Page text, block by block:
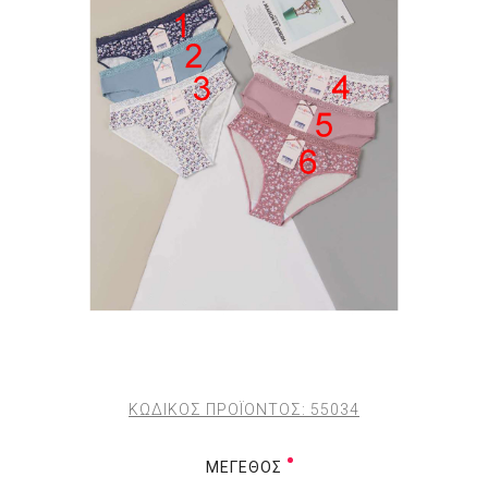
ΚΩΔΙΚΟΣ ΠΡΟΪΟΝΤΟΣ: 55034
ΜΈΓΕΘΟΣ